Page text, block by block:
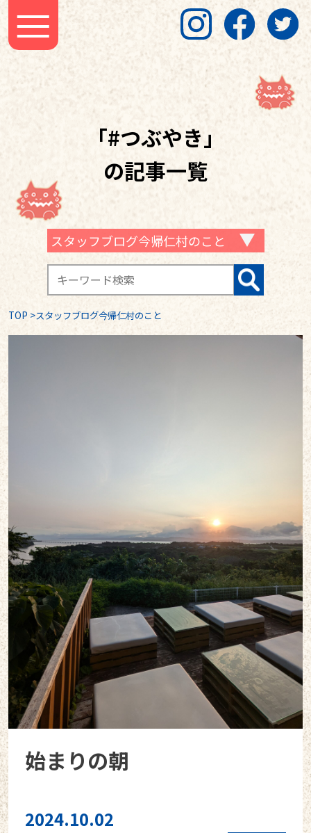
「#つぶやき」
の記事一覧
スタッフブログ今帰仁村のこと
TOP >スタッフブログ今帰仁村のこと
始まりの朝
2024.10.02